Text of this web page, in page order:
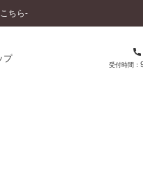
ちら-
プ